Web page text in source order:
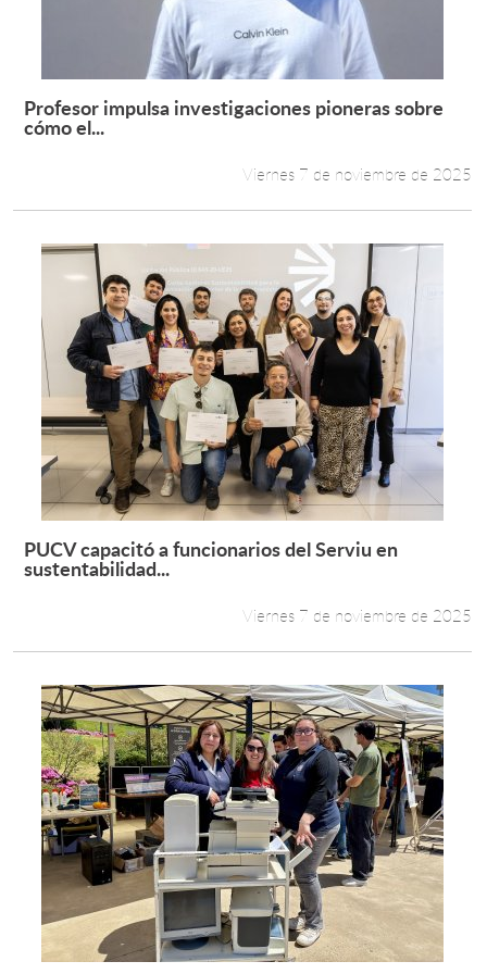
Leer más +
Profesor impulsa investigaciones pioneras sobre
cómo el...
Viernes 7 de noviembre de 2025
Leer más +
PUCV capacitó a funcionarios del Serviu en
sustentabilidad...
Viernes 7 de noviembre de 2025